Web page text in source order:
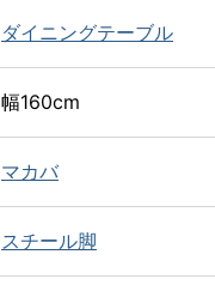
ダイニングテーブル
幅160cm
マカバ
スチール脚